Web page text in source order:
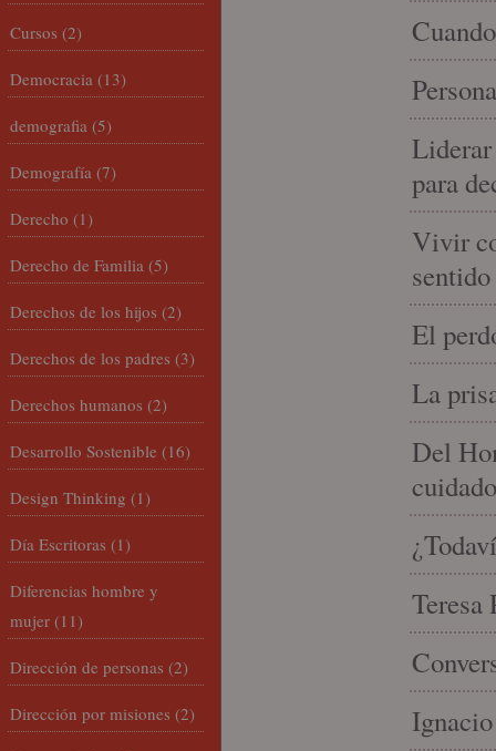
para
Vivir
El
La
Del
cuidado
Teresa
Cursos (2)
Democracia (13)
demografia (5)
Demografía (7)
Derecho (1)
Derecho de Familia (5)
Derechos de los hijos (2)
Derechos de los padres (3)
Derechos humanos (2)
Desarrollo Sostenible (16)
Design Thinking (1)
Día Escritoras (1)
Diferencias hombre y
mujer (11)
Dirección de personas (2)
Dirección por misiones (2)